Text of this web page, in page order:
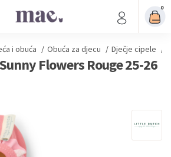
0
i obuća / Obuća za djecu / Dječje cipele /
Flowers Rouge 25-26